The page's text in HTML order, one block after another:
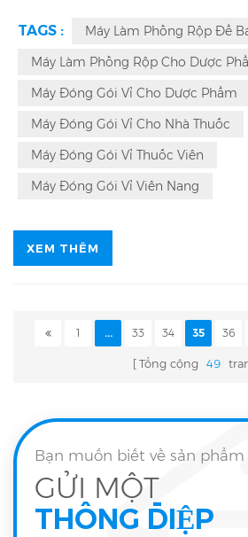
nơi |DPH 260Kinh nghiệm sản
bảo trong 3 năm |
DPH 260
Máy
cho mứt viên nén viên nén
TAGS :
Máy Làm Phồng Rộp Để
Máy Làm Phồng Rộp Cho Dược
Máy Đóng Gói Vỉ Cho Dược Phẩm
Máy Đóng Gói Vỉ Cho Nhà Thuốc
Máy Đóng Gói Vỉ Thuốc Viên
Máy Đóng Gói Vỉ Viên Nang
XEM THÊM
1 ... 33 34 35 36
Tổng cộng 49
Bạn muốn biết về sản phẩm
GỬI MỘT
THÔNG ĐIỆP